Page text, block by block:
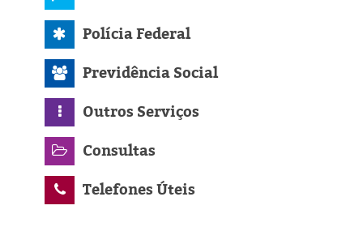
Polícia Federal
Previdência Social
Outros Serviços
Consultas
Telefones Úteis